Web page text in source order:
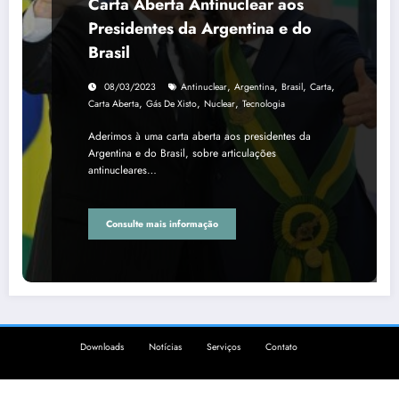
Carta Aberta Antinuclear aos
Presidentes da Argentina e do
Brasil
08/03/2023 Antinuclear, Argentina, Brasil, Carta,
Carta Aberta, Gás De Xisto, Nuclear, Tecnologia
Aderimos à uma carta aberta aos presidentes da
Argentina e do Brasil, sobre articulações
antinucleares…
Consulte mais informação
Downloads Notícias Serviços Contato